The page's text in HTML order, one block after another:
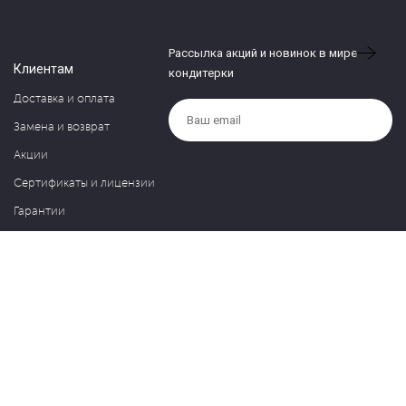
Клиентам
Доставка и оплата
Замена и возврат
Акции
Сертификаты и лицензии
Гарантии
Рассылка акций и новинок в мире
кондитерки